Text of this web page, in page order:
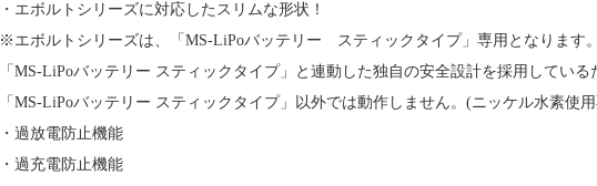
・エボルトシリーズに対応したスリムな形状！
※エボルトシリーズは、「MS-LiPoバッテリー スティックタイプ」専用となります。
「MS-LiPoバッテリー スティックタイプ」と連動した独自の安全設計を採用している
「MS-LiPoバッテリー スティックタイプ」以外では動作しません。(ニッケル水素使
・過放電防止機能
・過充電防止機能